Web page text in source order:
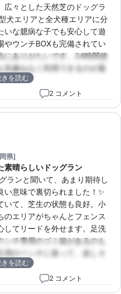
広々とした天然芝のドッグラ
犬エリアと全犬種エリアに分
いな臆病な子でも安心して遊
やウンチBOXも完備されてい
にありがたいです。24時間使
気兼ねなく利用できるのが最
ます！
きを読む
2 コメント
県]
素晴らしいドッグラン
ランと聞いて、あまり期待し
意味で裏切られました！✨
いて、芝生の状態も良好。小
のエリアがちゃんとフェンス
してリードを外せます。足洗
ンチ専用のゴミ箱があるのも
のベンチに座って、楽しそ
ているだけで癒やされました
きを読む
2 コメント